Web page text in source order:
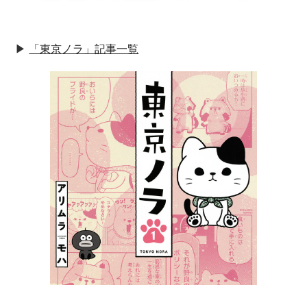
▶︎ 「東京ノラ」記事一覧